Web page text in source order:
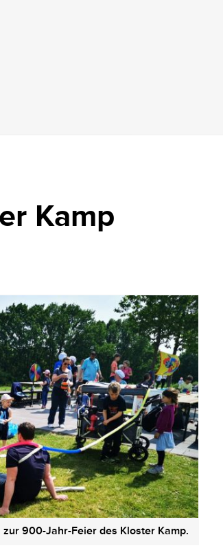
Kamp
900-Jahr-Feier des Kloster Kamp.